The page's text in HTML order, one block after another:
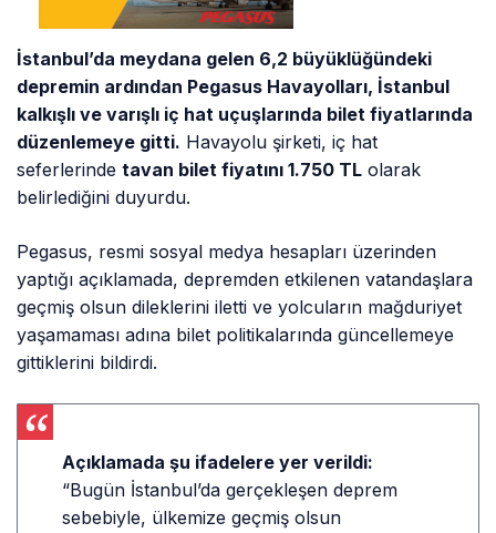
İstanbul’da meydana gelen 6,2 büyüklüğündeki
depremin ardından Pegasus Havayolları, İstanbul
kalkışlı ve varışlı iç hat uçuşlarında bilet fiyatlarında
düzenlemeye gitti. Havayolu şirketi, iç hat
seferlerindetavan bilet fiyatını 1.750 TL olarak
belirlediğini duyurdu.
Pegasus, resmi sosyal medya hesapları üzerinden
yaptığı açıklamada, depremden etkilenen vatandaşlara
geçmiş olsun dileklerini iletti ve yolcuların mağduriyet
yaşamaması adına bilet politikalarında güncellemeye
gittiklerini bildirdi.
Açıklamada şu ifadelere yer verildi:
“Bugün İstanbul’da gerçekleşen deprem
sebebiyle, ülkemize geçmiş olsun